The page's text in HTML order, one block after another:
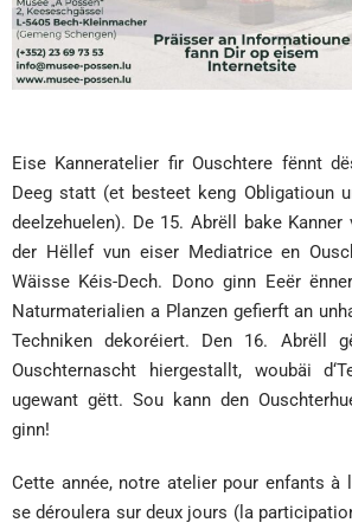
Eise Kanneratelier fir Ouschtere fënnt
Deeg statt (et besteet keng Obligatioun
deelzehuelen). De 15. Abrëll bake
der Hëllef vun eiser Mediatrice en
Wäisse Kéis-Dech. Dono ginn Eeër
Naturmaterialien a Planzen gefierft an
Techniken dekoréiert. Den 16. Abrëll
Ouschternascht hiergestallt, woubäi
ugewant gëtt. Sou kann den
ginn!
Cette année, notre atelier pour enfants à
se déroulera sur deux jours (la